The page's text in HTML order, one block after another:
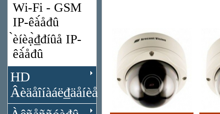
Wi-Fi - GSM
IP-êà́åđû
̀èíèạ̀₫đíûå IP-
êà́åđû
HD
Âèäåîíàáë₫äåíèå